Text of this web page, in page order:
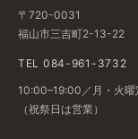
〒720-0031
福山市三吉町2-13-22
TEL 084-961-3732
10:00–19:00／月・火曜
（祝祭日は​営業）